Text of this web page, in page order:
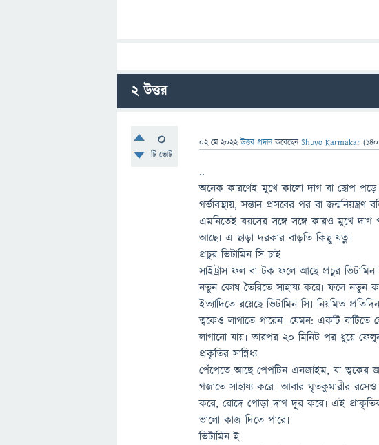
2উত্তর
0
টি ভোট
02 মে 2022 উত্তর প্রদান করেছেনShuvo Karmakar (140
..
অনেক কারণেই মুখে কালো দাগ বা ছোপ পড়ে
গর্ভাবস্থায়, সন্তান প্রসবের পর বা
এমনিতেই বয়সের সঙ্গে সঙ্গে কারও মুখে
আছে৷ এ ছাড়া দরকার বাড়তি কিছু যত্ন৷
প্রচুর ভিটামিন সি চাই
সাইট্রাস ফল বা টক ফলে আছে প্রচুর
নতুন কোষ তৈরিতে সাহায্য করে৷ ফলে নতুন
ইত্যাদিতে রয়েছে ভিটামিন সি৷ নিয়মিত
ত্বকেও লাগাতে পারেন৷ যেমন: একটি
লাগানো যায়৷ তারপর ২০ মিনিট পর ধুয়ে
প্রকৃতির সান্নিধ্য
পেঁপেতে আছে পেপটিন এনজাইম, যা ত্বকের
গজাতে সাহায্য করে৷ আবার ঘৃতকুমারীর রসেও
করে, রোদে পোড়া দাগ দূর করে৷ এই
ভালো কাজ দিতে পারে৷
ভিটামিন ই